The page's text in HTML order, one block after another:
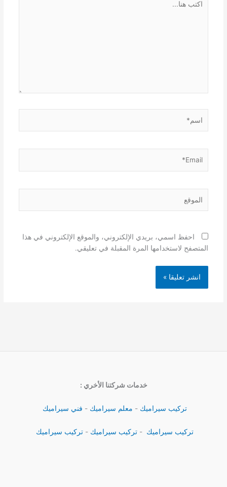
هنا...
احفظ اسمي، بريدي الإلكتروني، والموقع الإلكتروني في هذا
المتصفح لاستخدامها المرة المقبلة في تعليقي.
خدمات شركتنا الأخري :
تركيب سيراميك - معلم سيراميك - فني سيراميك
تركيب سيراميك - تركيب سيراميك -تركيب سيراميك